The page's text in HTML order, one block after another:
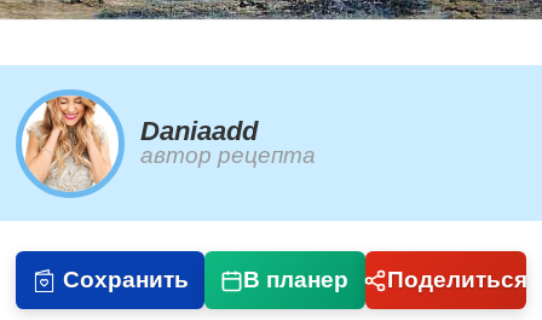
Daniaadd
автор рецепта
Сохранить В планер Поделиться